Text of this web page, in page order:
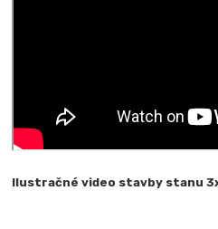
Ilustračné video stavby stanu